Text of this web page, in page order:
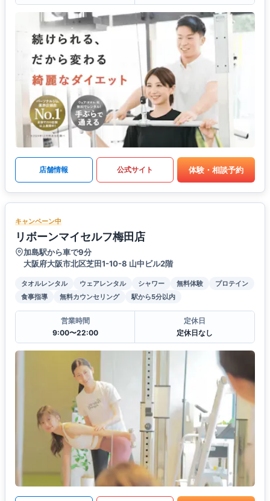
店舗情報 公式サイト 体験・相談予約
キャンペーン中
リボーンマイセルフ梅田店
加島駅から車で9分
大阪府大阪市北区芝田1-10-8 山中ビル2階
タオルレンタル ウェアレンタル シャワー 無料体験
プロテイン
食事指導
無料カウンセリング 駅から5分以内
営業時間
9:00〜22:00
定休日
定休日なし